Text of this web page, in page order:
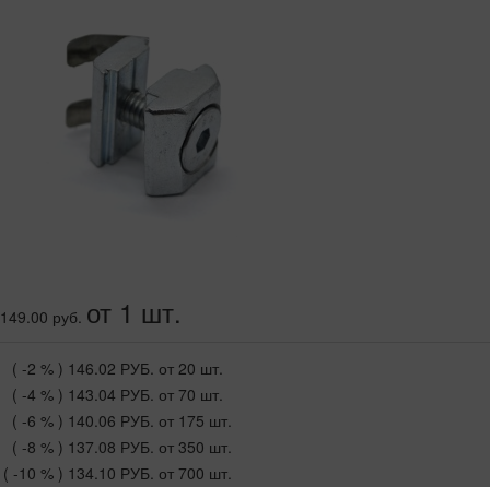
149.00 руб. от 1 шт.
( -2 % ) 146.02 РУБ. от 20 шт.
( -4 % ) 143.04 РУБ. от 70 шт.
( -6 % ) 140.06 РУБ. от 175 шт.
( -8 % ) 137.08 РУБ. от 350 шт.
( -10 % ) 134.10 РУБ. от 700 шт.